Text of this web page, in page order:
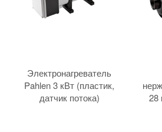
Электронагреватель
Pahlen 3 кВт (пластик,
датчик потока)
28